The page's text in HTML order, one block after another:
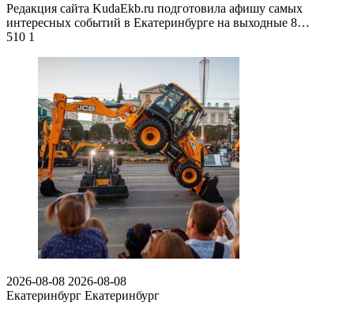
Редакция сайта KudaEkb.ru подготовила афишу самых
интересных событий в Екатеринбурге на выходные 8…
510 1
2026-08-08 2026-08-08
Екатеринбург Екатеринбург